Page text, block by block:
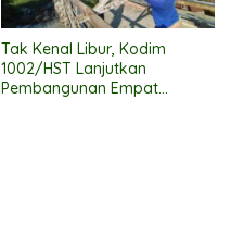
Tak Kenal Libur, Kodim
1002/HST Lanjutkan
Pembangunan Empat